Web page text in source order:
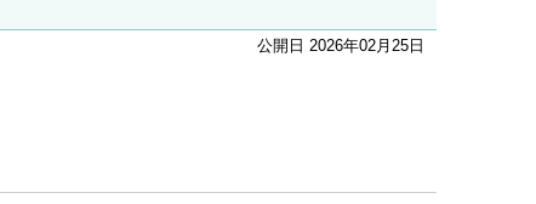
公開日 2026年02月25日